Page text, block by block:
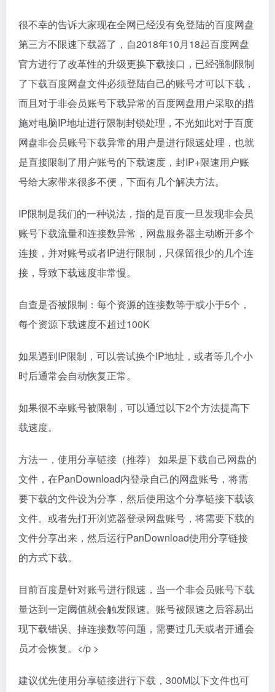
很不幸的告诉大家现在全网已经没有免登陆的百度网盘
第三方不限速下载器了，自2018年10月18起百度网盘
官方进行了改革性的升级更换下载接口，已经强制限制
了下载百度网盘文件必须登陆自己的账号才可以下载，
而且对于非会员账号下载异常的百度网盘用户采取的措
施对电脑IP地址进行限制封锁处理，不光如此对于百度
网盘非会员账号下载异常的用户是进行限速处理，也就
是直接限制了用户账号的下载速度，封IP+限速用户账
号给大家带来很多不便，下面有几个解决方法。
IP限制是我们的一种说法，指的是百度一旦发现非会员
账号下载流量和连接数异常，网盘服务器主动断开多个
连接，并对账号或者IP进行限制，只保留很少的几个连
接，导致下载速度非常慢。
自查是否被限制：每个资源的连接数等于或小于5个，
每个资源下载速度不超过100K
如果遇到IP限制，可以尝试换个IP地址，或者等几个小
时后通常会自动恢复正常。
如果很不幸账号被限制，可以通过以下2个方法提高下
载速度。
方法一，使用分享链接（推荐） 如果是下载自己网盘的
文件，在PanDownload内登录自己的网盘账号，将需
要下载的文件设为分享，然后使用这个分享链接下载该
文件。或者先打开浏览器登录网盘账号，将需要下载的
文件分享出来，然后运行PanDownload使用分享链接
的方式下载。
目前百度是针对账号进行限速，当一个非会员账号下载
量达到一定阈值就会触发限速。账号被限速之后容易出
现下载错误、掉连接数等问题，需要过几天或者开通会
员才会恢复。</p >
建议优先使用分享链接进行下载，300M以下文件也可